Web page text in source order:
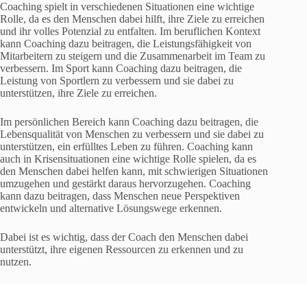
Coaching spielt in verschiedenen Situationen eine wichtige
Rolle, da es den Menschen dabei hilft, ihre Ziele zu erreichen
und ihr volles Potenzial zu entfalten. Im beruflichen Kontext
kann Coaching dazu beitragen, die Leistungsfähigkeit von
Mitarbeitern zu steigern und die Zusammenarbeit im Team zu
verbessern. Im Sport kann Coaching dazu beitragen, die
Leistung von Sportlern zu verbessern und sie dabei zu
unterstützen, ihre Ziele zu erreichen.
Im persönlichen Bereich kann Coaching dazu beitragen, die
Lebensqualität von Menschen zu verbessern und sie dabei zu
unterstützen, ein erfülltes Leben zu führen. Coaching kann
auch in Krisensituationen eine wichtige Rolle spielen, da es
den Menschen dabei helfen kann, mit schwierigen Situationen
umzugehen und gestärkt daraus hervorzugehen. Coaching
kann dazu beitragen, dass Menschen neue Perspektiven
entwickeln und alternative Lösungswege erkennen.
Dabei ist es wichtig, dass der Coach den Menschen dabei
unterstützt, ihre eigenen Ressourcen zu erkennen und zu
nutzen.